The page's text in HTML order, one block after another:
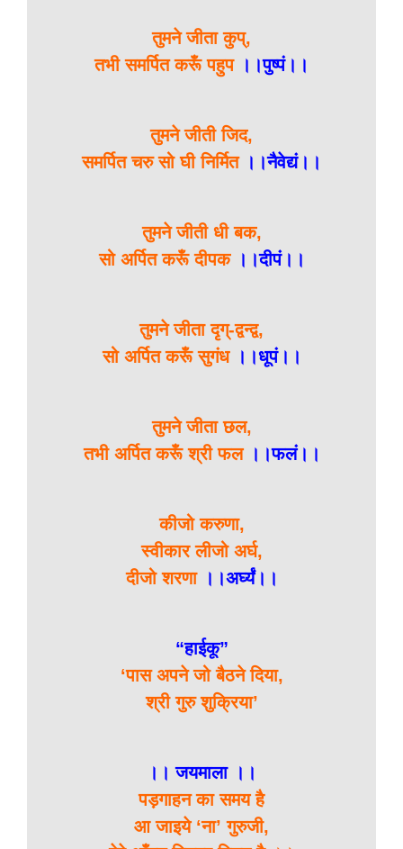
तुमने जीता कुप्,
तभी समर्पित करूँ पहुप ।।पुष्पं।।
तुमने जीती जिद,
समर्पित चरु सो घी निर्मित।।नैवेद्यं।।
तुमने जीती धी बक,
सो अर्पित करूँ दीपक।।दीपं।।
तुमने जीता दृग्-द्वन्द्व,
सो अर्पित करूँ सुगंध ।।धूपं।।
तुमने जीता छल,
तभी अर्पित करूँ श्री फल।।फलं।।
कीजो करुणा,
स्वीकार लीजो अर्घ,
दीजो शरणा ।।अर्घ्यं।।
“हाईकू”
‘पास अपने जो बैठने दिया,
श्री गुरु शुक्रिया’
।। जयमाला ।।
पड़गाहन का समय है
आ जाइये ‘ना’ गुरुजी,